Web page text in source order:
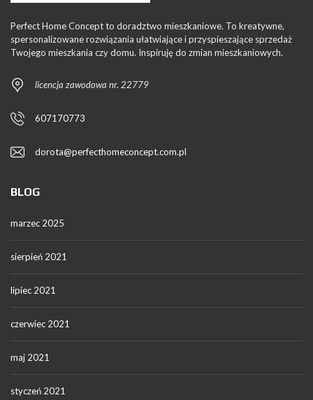
Perfect Home Concept to doradztwo mieszkaniowe. To kreatywne,
spersonalizowane rozwiązania ułatwiające i przyspieszające sprzedaż
Twojego mieszkania czy domu. Inspiruję do zmian mieszkaniowych.
licencja zawodowa nr. 22779
607170773
dorota@perfecthomeconcept.com.pl
BLOG
marzec 2025
sierpień 2021
lipiec 2021
czerwiec 2021
maj 2021
styczeń 2021